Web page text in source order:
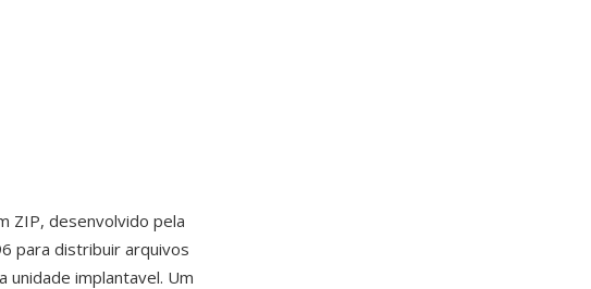
ZIP, desenvolvido pela
para distribuir arquivos
unidade implantavel. Um